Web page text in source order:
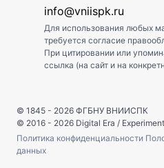
info@vniispk.ru
Для использования любых
требуется согласие
При цитировании или
ссылка (на сайт и на
© 1845 - 2026 ФГБНУ ВНИИСПК
© 2016 - 2026 Digital Era /
Политика конфиденциальности
данных